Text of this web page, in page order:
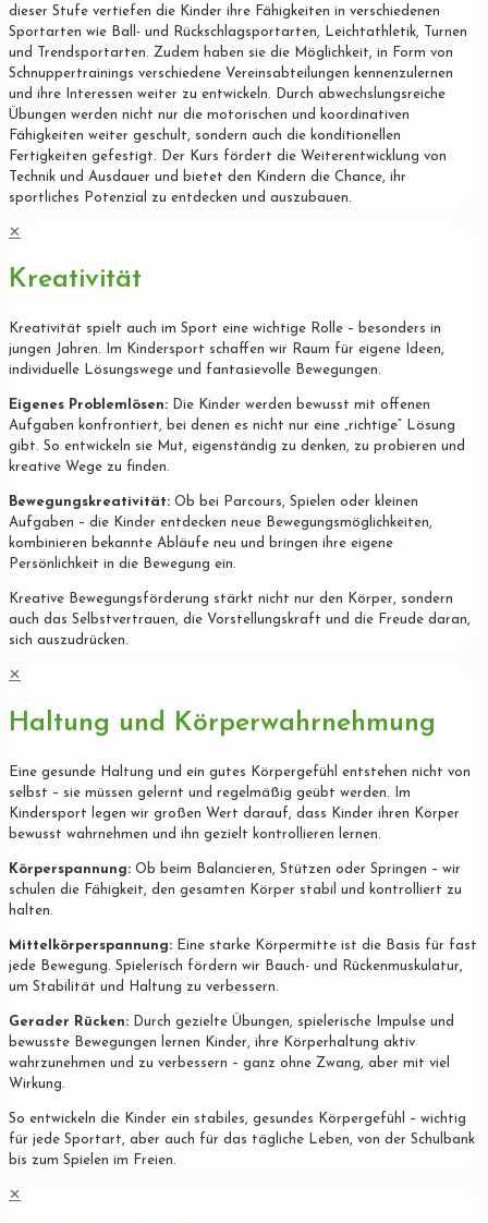
dieser Stufe vertiefen die Kinder ihre Fähigkeiten in verschiedenen
Sportarten wie Ball- und Rückschlagsportarten, Leichtathletik, Turnen
und Trendsportarten. Zudem haben sie die Möglichkeit, in Form von
Schnuppertrainings verschiedene Vereinsabteilungen kennenzulernen
und ihre Interessen weiter zu entwickeln. Durch abwechslungsreiche
Übungen werden nicht nur die motorischen und koordinativen
Fähigkeiten weiter geschult, sondern auch die konditionellen
Fertigkeiten gefestigt. Der Kurs fördert die Weiterentwicklung von
Technik und Ausdauer und bietet den Kindern die Chance, ihr
sportliches Potenzial zu entdecken und auszubauen.
✕
Kreativität
Kreativität spielt auch im Sport eine wichtige Rolle – besonders in
jungen Jahren. Im Kindersport schaffen wir Raum für eigene Ideen,
individuelle Lösungswege und fantasievolle Bewegungen.
Eigenes Problemlösen: Die Kinder werden bewusst mit offenen
Aufgaben konfrontiert, bei denen es nicht nur eine „richtige“ Lösung
gibt. So entwickeln sie Mut, eigenständig zu denken, zu probieren und
kreative Wege zu finden.
Bewegungskreativität: Ob bei Parcours, Spielen oder kleinen
Aufgaben – die Kinder entdecken neue Bewegungsmöglichkeiten,
kombinieren bekannte Abläufe neu und bringen ihre eigene
Persönlichkeit in die Bewegung ein.
Kreative Bewegungsförderung stärkt nicht nur den Körper, sondern
auch das Selbstvertrauen, die Vorstellungskraft und die Freude daran,
sich auszudrücken.
✕
Haltung und Körperwahrnehmung
Eine gesunde Haltung und ein gutes Körpergefühl entstehen nicht von
selbst – sie müssen gelernt und regelmäßig geübt werden. Im
Kindersport legen wir großen Wert darauf, dass Kinder ihren Körper
bewusst wahrnehmen und ihn gezielt kontrollieren lernen.
Körperspannung: Ob beim Balancieren, Stützen oder Springen – wir
schulen die Fähigkeit, den gesamten Körper stabil und kontrolliert zu
halten.
Mittelkörperspannung: Eine starke Körpermitte ist die Basis für fast
jede Bewegung. Spielerisch fördern wir Bauch- und Rückenmuskulatur,
um Stabilität und Haltung zu verbessern.
Gerader Rücken: Durch gezielte Übungen, spielerische Impulse und
bewusste Bewegungen lernen Kinder, ihre Körperhaltung aktiv
wahrzunehmen und zu verbessern – ganz ohne Zwang, aber mit viel
Wirkung.
So entwickeln die Kinder ein stabiles, gesundes Körpergefühl – wichtig
für jede Sportart, aber auch für das tägliche Leben, von der Schulbank
bis zum Spielen im Freien.
✕